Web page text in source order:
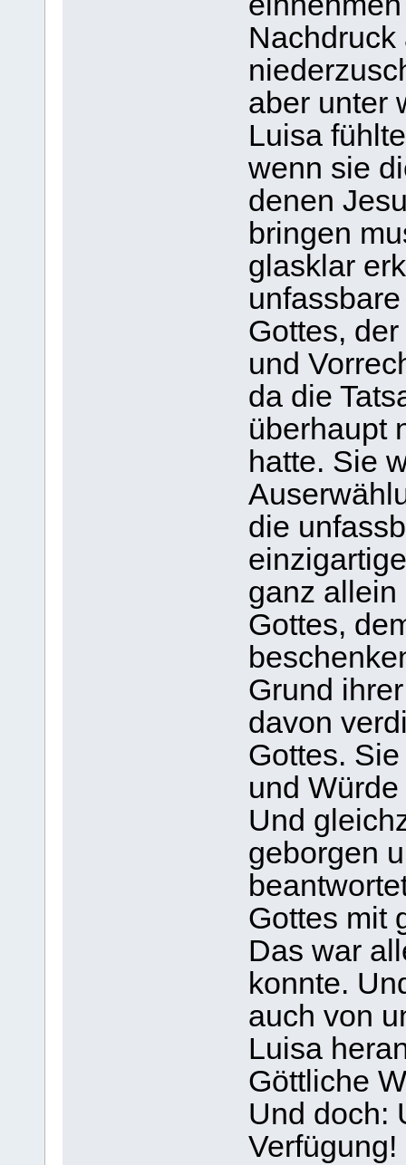
Nachdruck
aber unter
Luisa
wenn sie
denen
bringen
glasklar
Gottes,
und
da die
überhaupt
hatte. Sie
die
ganz allein
Gottes,
Grund
davon
Gottes.
und
Und
geborgen
Gottes mit
Das war
konnte.
auch von
Luisa
Göttliche
Und doch:
Verfügung!